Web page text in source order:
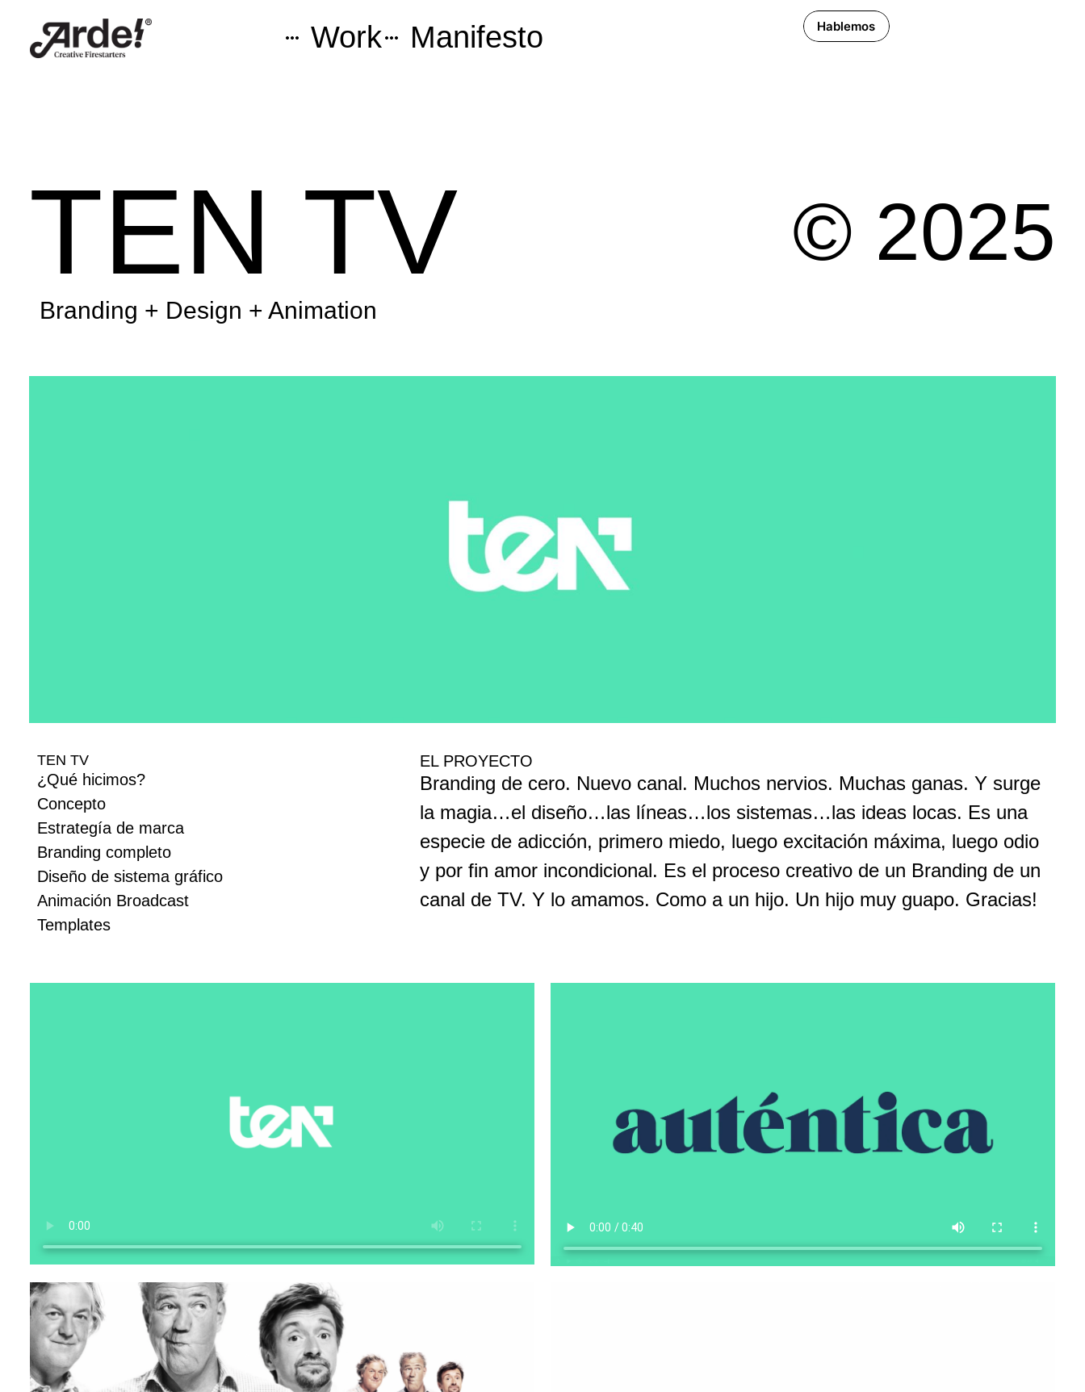
Work Manifesto Hablemos
TEN TV © 2025
Branding + Design + Animation
TEN TV
¿Qué hicimos?
Concepto
Estrategía de marca
Branding completo
Diseño de sistema gráfico
Animación Broadcast
Templates
EL PROYECTO
Branding de cero. Nuevo canal. Muchos nervios. Muchas ganas. Y surge
la magia…el diseño…las líneas…los sistemas…las ideas locas. Es una
especie de adicción, primero miedo, luego excitación máxima, luego odio
y por fin amor incondicional. Es el proceso creativo de un Branding de un
canal de TV. Y lo amamos. Como a un hijo. Un hijo muy guapo. Gracias!